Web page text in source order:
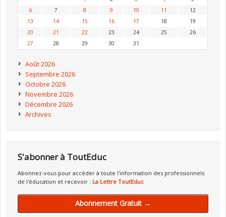
6
7 8 9 10 11
12
13
14 15 16 17 18
19
20
21 22 23 24 25
26
27
28 29 30 31
Août 2026
Septembre 2026
Octobre 2026
Novembre 2026
Décembre 2026
Archives
S'abonner à ToutEduc
Abonnez-vous pour accéder à toute l'information des professionnels
de l'éducation et recevoir : La Lettre ToutEduc
Abonnement Gratuit →